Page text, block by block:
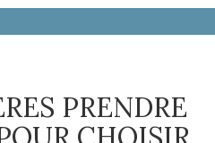
PRENDRE